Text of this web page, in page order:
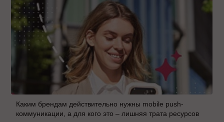
Каким брендам действительно нужны mobile push-
коммуникации, а для кого это – лишняя трата ресурсов